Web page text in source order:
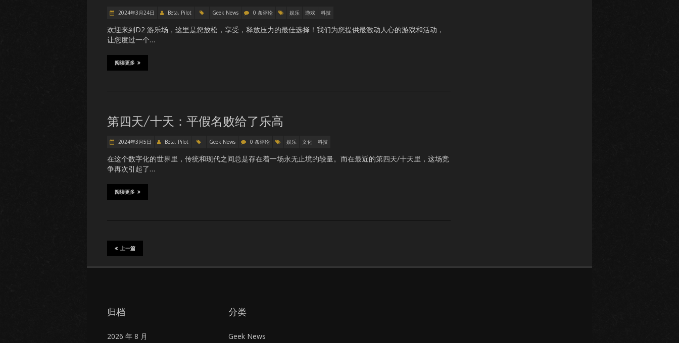
2024年3月24日 Beta, Pilot Geek News 0 条评论 娱乐 游戏 科技
欢迎来到D2 游乐场，这里是您放松，享受，释放压力的最佳选择！我们为您提供最激动人心的游戏和活动，
让您度过一个…
阅读更多
第四天/十天：平假名败给了乐高
2024年3月5日 Beta, Pilot Geek News 0 条评论 娱乐 文化 科技
在这个数字化的世界里，传统和现代之间总是存在着一场永无止境的较量。而在最近的第四天/十天里，这场竞
争再次引起了…
阅读更多
上一篇
归档
2026 年 8 月
分类
Geek News